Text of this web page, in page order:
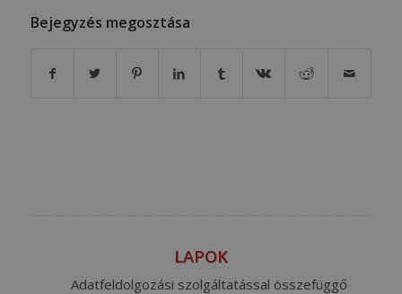
Bejegyzés megosztása
LAPOK
Adatfeldolgozási szolgáltatással összefüggő